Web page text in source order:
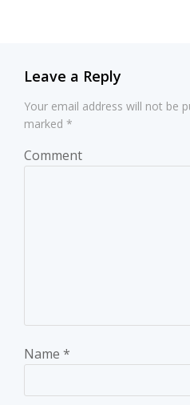
Leave a Reply
Your email address will not be
marked *
Comment
Name *